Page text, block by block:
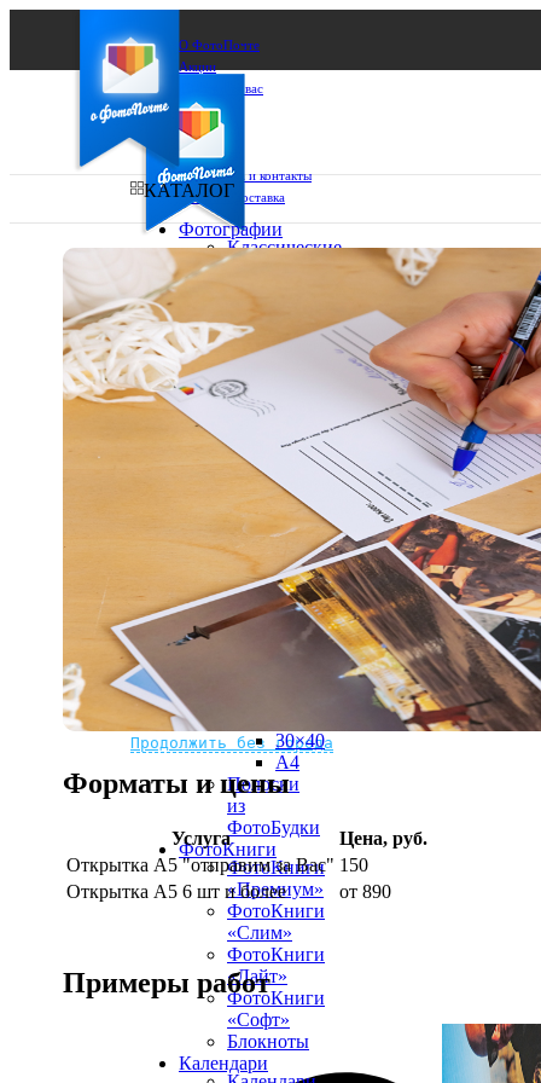
О ФотоПочте
Акции
Сделаем за вас
Бизнесу
FAQ
Франшиза
Поддержка и контакты
Оплата и доставка
Ваш город:
Ваш регион доставки
Выберите из списка:
Не нашли Ваш город?
Мы доставляем по всему миру
Продолжить без города
КАТАЛОГ
Фотографии
Классические
13х18
15х15
30х30
30х40
А4
Фото
рамке
10х10
10×15
13×18
15×15
30×40
A4
Полоски
из
ФотоБудки
ФотоКниги
ФотоКниги
«Премиум»
ФотоКниги
«Слим»
ФотоКниги
«Лайт»
ФотоКниги
«Софт»
Блокноты
Календари
Форматы и цены
Услуга
Цена, руб.
Открытка А5 "отправим за Вас" 150
Открытка А5 6 шт и более
от 890
Примеры работ